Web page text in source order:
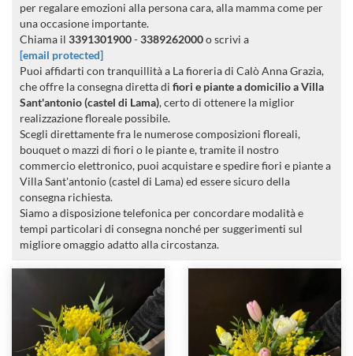
per regalare emozioni alla persona cara, alla mamma come per
una occasione importante.
Chiama il 3391301900-3389262000o scrivi a
[email protected]
Puoi affidarti con tranquillità a La fioreria di Calò Anna Grazia,
che offre la consegna diretta di fiori e piante a domicilio a Villa
Sant'antonio (castel di Lama), certo di ottenere la miglior
realizzazione floreale possibile.
Scegli direttamente fra le numerose composizioni floreali,
bouquet o mazzi di fiori o le piante e, tramite il nostro
commercio elettronico, puoi acquistare e spedire fiori e piante a
Villa Sant'antonio (castel di Lama) ed essere sicuro della
consegna richiesta.
Siamo a disposizione telefonica per concordare modalità e
tempi particolari di consegna nonché per suggerimenti sul
migliore omaggio adatto alla circostanza.